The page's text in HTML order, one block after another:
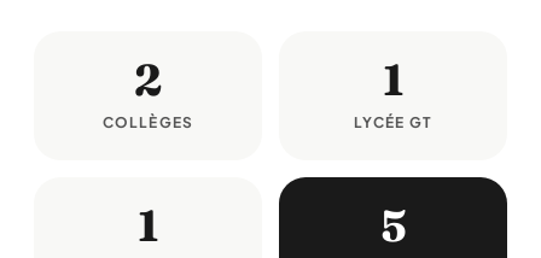
2
COLLÈGES
1
LYCÉE GT
1 5